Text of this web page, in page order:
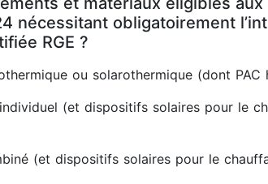
nécessitant obligatoirement
RGE ?
ou solarothermique (dont PAC
(et dispositifs solaires pour le
(et dispositifs solaires pour le